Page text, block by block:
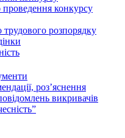
конкурсу
розпорядку
роз’яснення
викривачів